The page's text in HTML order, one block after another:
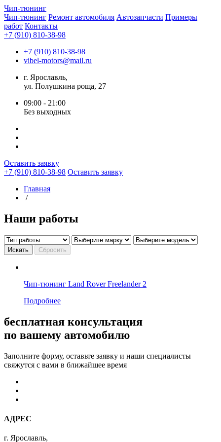
Чип-тюнинг
Чип-тюнинг Ремонт автомобиля Автозапчасти Примеры
работ Контакты
+7 (910) 810-38-98
+7 (910) 810-38-98
vibel-motors@mail.ru
г. Ярославль,
ул. Полушкина роща, 27
09:00 - 21:00
Без выходных
Оставить заявку
+7 (910) 810-38-98 Оставить заявку
Главная
/
Наши работы
Искать Сбросить
Чип-тюнинг Land Rover Freelander 2
Подробнее
бесплатная консультация
по вашему автомобилю
Заполните форму, оставьте заявку и наши специалисты
свяжутся с вами в ближайшее время
АДРЕС
г. Ярославль,